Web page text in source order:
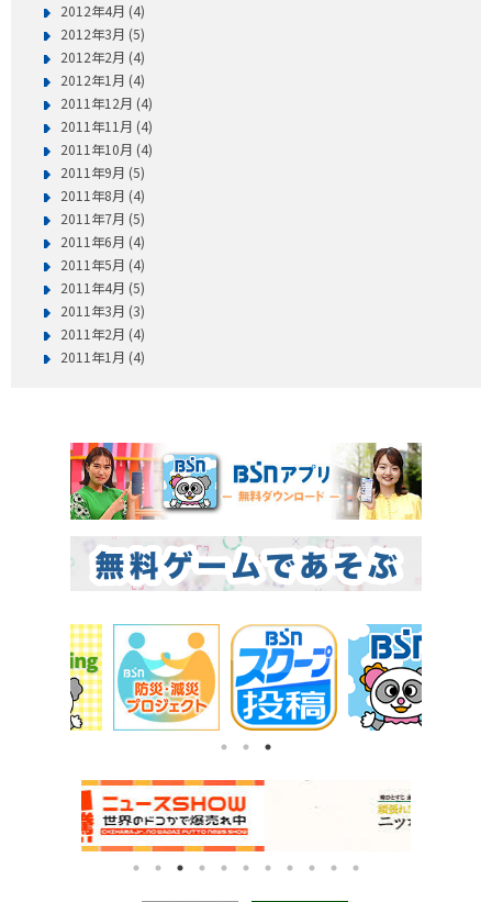
2012年4月 (4)
2012年3月 (5)
2012年2月 (4)
2012年1月 (4)
2011年12月 (4)
2011年11月 (4)
2011年10月 (4)
2011年9月 (5)
2011年8月 (4)
2011年7月 (5)
2011年6月 (4)
2011年5月 (4)
2011年4月 (5)
2011年3月 (3)
2011年2月 (4)
2011年1月 (4)